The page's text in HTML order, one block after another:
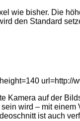
wie bisher. Die
den Standard
url=http://
Kamera auf der
wird – mit
ist auch